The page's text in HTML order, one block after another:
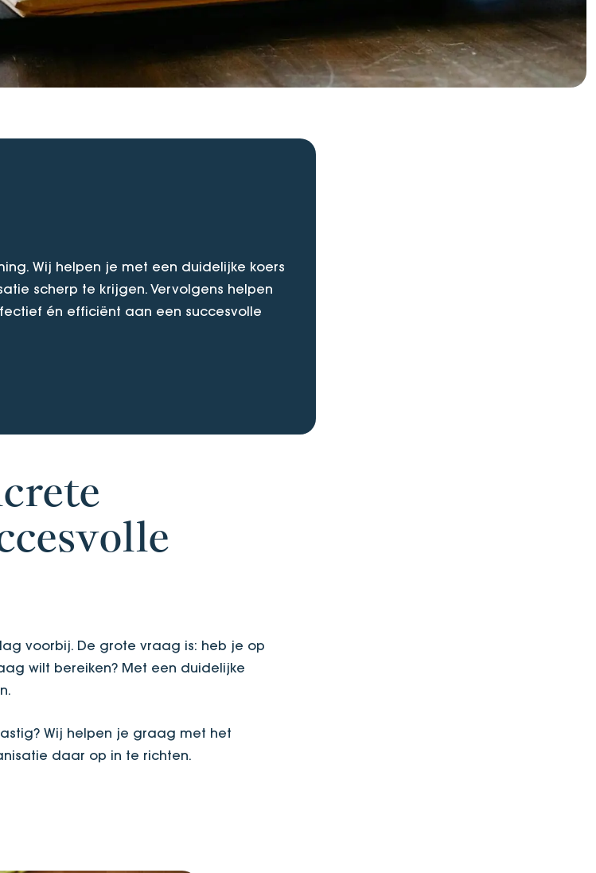
Wij helpen je met een duidelijke koers
scherp te krijgen. Vervolgens helpen
én efficiënt aan een succesvolle
voorbij. De grote vraag is: heb je op
wilt bereiken? Met een duidelijke
Wij helpen je graag met het
daar op in te richten.